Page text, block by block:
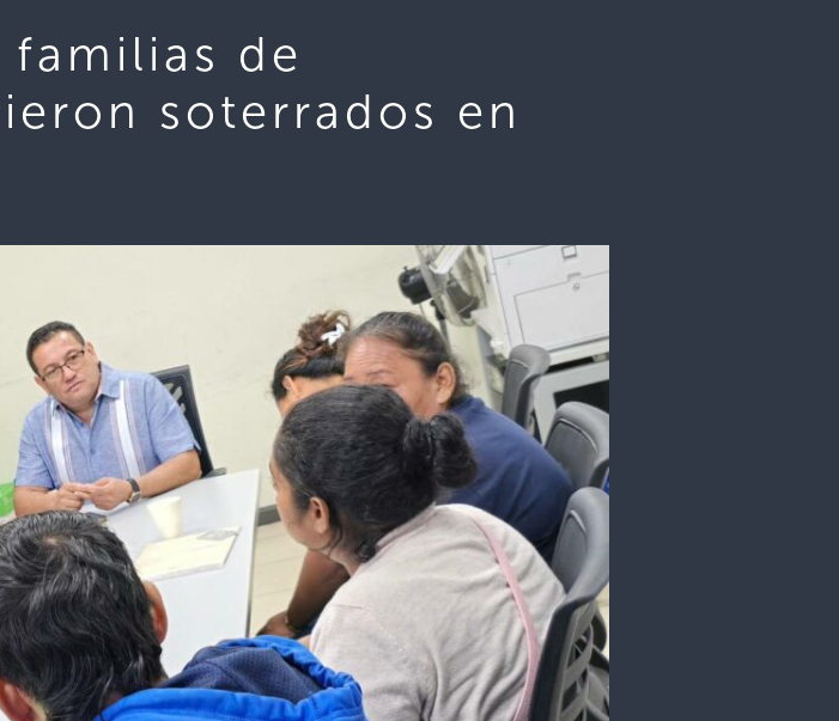
familias de
soterrados en